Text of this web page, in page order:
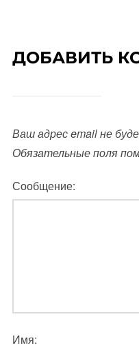
ДОБАВИТЬ
Ваш адрес email не
Обязательные поля
Сообщение:
Имя: